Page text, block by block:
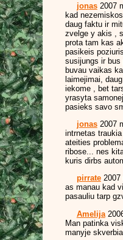
jonas2007
kad
daug faktu ir
zvelge y akis ,
prota tam kas
pasikeis
susijungs ir bus
buvau vaikas
laimejimai,
iekome , bet
yrasyta
pasieks savo
jonas2007
intrnetas
ateities
ribose... nes
kuris dirbs
pirrate2007
as manau kad
pasauliu tarp
Amelija
Man patinka
manyje